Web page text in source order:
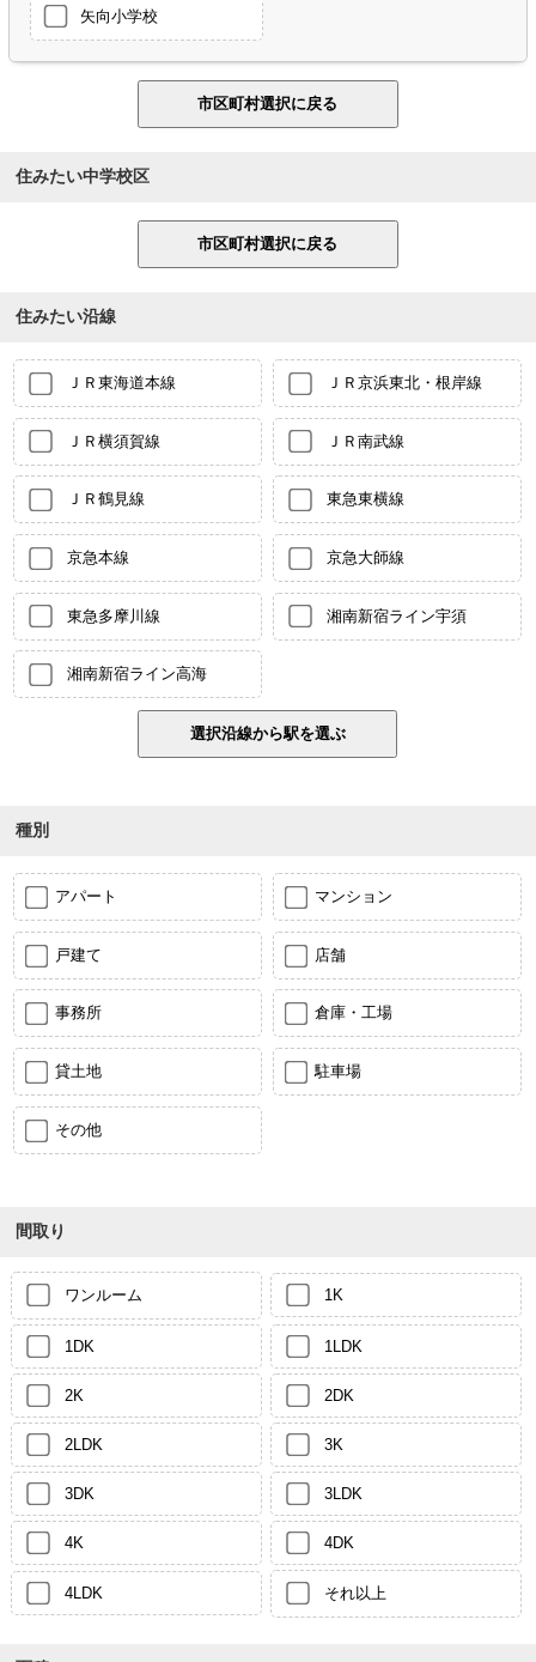
矢向小学校
住みたい中学校区
住みたい沿線
ＪＲ東海道本線 ＪＲ京浜東北・根岸線
ＪＲ横須賀線 ＪＲ南武線
ＪＲ鶴見線 東急東横線
京急本線 京急大師線
東急多摩川線 湘南新宿ライン宇須
湘南新宿ライン高海
種別
アパート マンション
戸建て 店舗
事務所 倉庫・工場
貸土地 駐車場
その他
間取り
ワンルーム 1K
1DK 1LDK
2K 2DK
2LDK 3K
3DK 3LDK
4K 4DK
4LDK それ以上